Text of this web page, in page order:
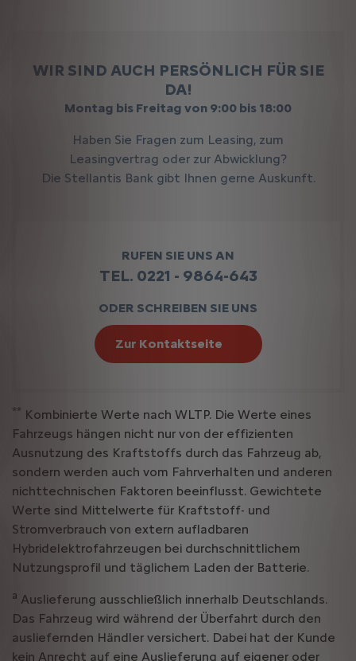
WIR SIND AUCH PERSÖNLICH FÜR SIE
DA!
Montag bis Freitag von 9:00 bis 18:00
Haben Sie Fragen zum Leasing, zum
Leasingvertrag oder zur Abwicklung?
Die Stellantis Bank gibt Ihnen gerne Auskunft.
RUFEN SIE UNS AN
TEL. 0221 - 9864-643
ODER SCHREIBEN SIE UNS
Zur Kontaktseite
** Kombinierte Werte nach WLTP. Die Werte eines
Fahrzeugs hängen nicht nur von der effizienten
Ausnutzung des Kraftstoffs durch das Fahrzeug ab,
sondern werden auch vom Fahrverhalten und anderen
nichttechnischen Faktoren beeinflusst. Gewichtete
Werte sind Mittelwerte für Kraftstoff- und
Stromverbrauch von extern aufladbaren
Hybridelektrofahrzeugen bei durchschnittlichem
Nutzungsprofil und täglichem Laden der Batterie.
a Auslieferung ausschließlich innerhalb Deutschlands.
Das Fahrzeug wird während der Überfahrt durch den
ausliefernden Händler versichert. Dabei hat der Kunde
kein Anrecht auf eine Auslieferung auf eigener oder